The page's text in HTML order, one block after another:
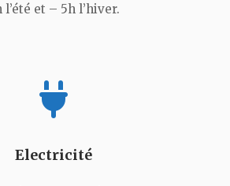
l’été et – 5h l’hiver.
Electricité